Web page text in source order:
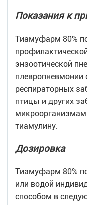
Показания к
Тиамуфарм 80%
энзоотической
плевропневмонии
респираторных
птицы и других
тиамулину.
Дозировка
Тиамуфарм 80%
или водой
способом в